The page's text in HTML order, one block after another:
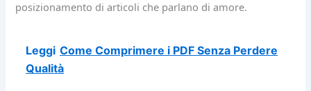
posizionamento di articoli che parlano di amore.
Leggi Come Comprimere i PDF Senza Perdere
Qualità